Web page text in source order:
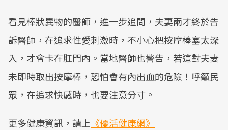
看見棒狀異物的醫師，進一步追問，夫妻兩才終於告
訴醫師，在追求性愛刺激時，不小心把按摩棒塞太深
入，才會卡在肛門內。當地醫師也警告，若這對夫妻
未即時取出按摩棒，恐怕會有內出血的危險！呼籲民
眾，在追求快感時，也要注意分寸。
更多健康資訊，請上 《優活健康網》